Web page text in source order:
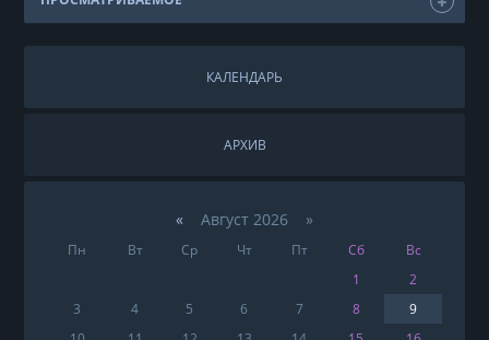
КАЛЕНДАРЬ
АРХИВ
«Август 2026 »
Пн Вт Ср Чт Пт Сб
Вс
1
2
3
4 5 6 7 8
9